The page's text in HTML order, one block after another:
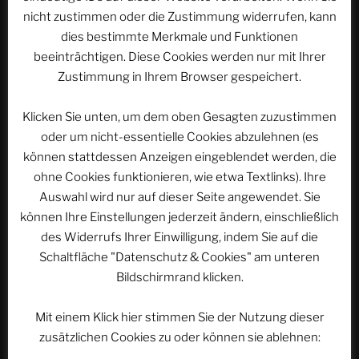
Website
Name, E-Mail-Adresse und Website in diesem
Browser für meinen nächsten Kommentar speichern.
Beitragsnavigation
Beitrag
EXPEDITION R – Das Jubiäum – Teil 4: Wilhelma
1995 | ACSOLAR #326
nicht zustimmen oder die Zustimmung widerrufen, kann
dies bestimmte Merkmale und Funktionen
beeinträchtigen. Diese Cookies werden nur mit Ihrer
Zustimmung in Ihrem Browser gespeichert.
Klicken Sie unten, um dem oben Gesagten zuzustimmen
oder um nicht-essentielle Cookies abzulehnen (es
können stattdessen Anzeigen eingeblendet werden, die
ohne Cookies funktionieren, wie etwa Textlinks). Ihre
Auswahl wird nur auf dieser Seite angewendet. Sie
können Ihre Einstellungen jederzeit ändern, einschließlich
des Widerrufs Ihrer Einwilligung, indem Sie auf die
Schaltfläche "Datenschutz & Cookies" am unteren
Bildschirmrand klicken.
Mit einem Klick hier stimmen Sie der Nutzung dieser
zusätzlichen Cookies zu oder können sie ablehnen: